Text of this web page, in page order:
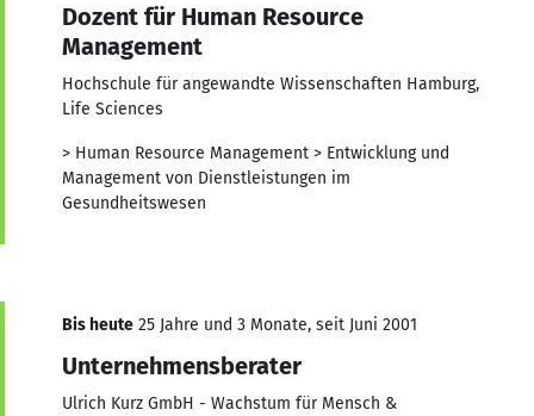
Dozent für Human Resource
Management
Hochschule für angewandte Wissenschaften Hamburg,
Life Sciences
> Human Resource Management > Entwicklung und
Management von Dienstleistungen im
Gesundheitswesen
Bis heute 25 Jahre und 3 Monate, seit Juni 2001
Unternehmensberater
Ulrich Kurz GmbH - Wachstum für Mensch &